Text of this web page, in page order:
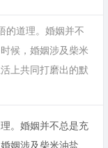
的道理。婚姻并不
候，婚姻涉及柴米
上共同打磨出的默
。婚姻并不总是充
姻涉及柴米油盐、